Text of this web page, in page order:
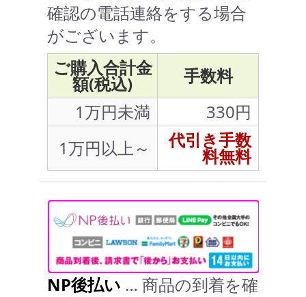
確認の電話連絡をする場合
がございます。
ご購入合計金
額(税込)
手数料
1万円未満
330円
1万円以上～
代引き手数
料無料
NP後払い … 商品の到着を確